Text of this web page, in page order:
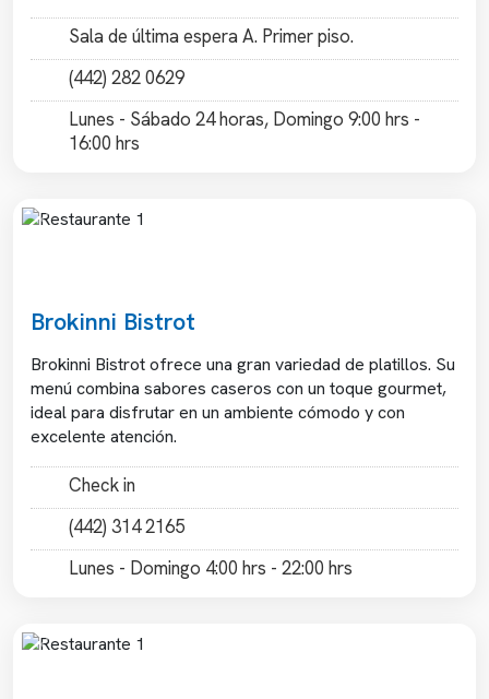
Sala de última espera A. Primer piso.
(442) 282 0629
Lunes - Sábado 24 horas, Domingo 9:00 hrs -
16:00 hrs
Previous
Brokinni Bistrot
Brokinni Bistrot ofrece una gran variedad de platillos. Su
menú combina sabores caseros con un toque gourmet,
ideal para disfrutar en un ambiente cómodo y con
excelente atención.
Check in
(442) 314 2165
Lunes - Domingo 4:00 hrs - 22:00 hrs
Previous